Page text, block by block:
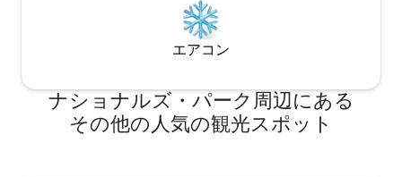
エアコン
ナショナルズ・パーク⁠周⁠辺⁠に⁠あ⁠る
そ⁠の⁠他⁠の人⁠気⁠の観⁠光⁠ス⁠ポ⁠ッ⁠ト